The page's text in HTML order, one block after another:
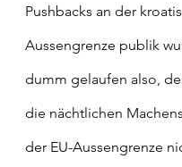
Pushbacks an der
Aussengrenze publik
dumm gelaufen also,
die nächtlichen
der EU-Aussengrenze